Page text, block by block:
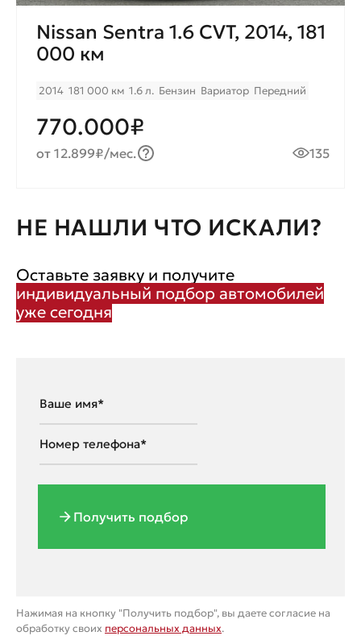
Nissan Sentra 1.6 CVT, 2014, 181
000 км
2014 181 000 км 1.6 л. Бензин Вариатор Передний
770.000₽
от 12.899₽/мес. 135
НЕ НАШЛИ ЧТО ИСКАЛИ?
Оставьте заявку и получите
индивидуальный подбор автомобилей
уже сегодня
Получить подбор
Нажимая на кнопку "Получить подбор", вы даете согласие на
обработку своих персональных данных.